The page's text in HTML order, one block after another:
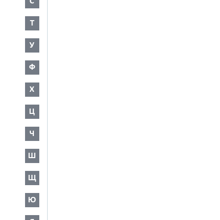
Т
У
Ф
Х
Ц
Ч
Ш
Щ
Ю